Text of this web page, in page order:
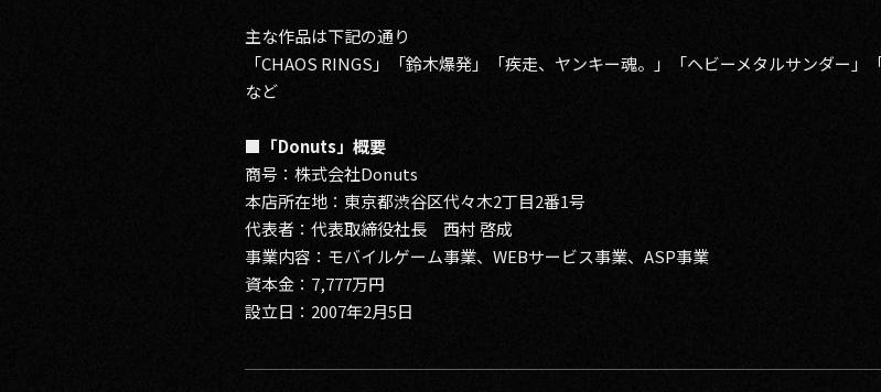
CONTACT
PRIVACY POLICY
主な作品は下記の通り
「CHAOS RINGS」「鈴木爆発」「疾走、ヤンキー魂。」「ヘビーメタルサンダー」
など
■「Donuts」概要
商号：株式会社Donuts
本店所在地：東京都渋谷区代々木2丁目2番1号
代表者：代表取締役社長 西村 啓成
事業内容：モバイルゲーム事業、WEBサービス事業、ASP事業
資本金：7,777万円
設立日：2007年2月5日